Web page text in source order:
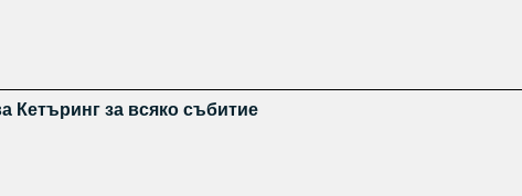
Кетъринг за всяко събитие